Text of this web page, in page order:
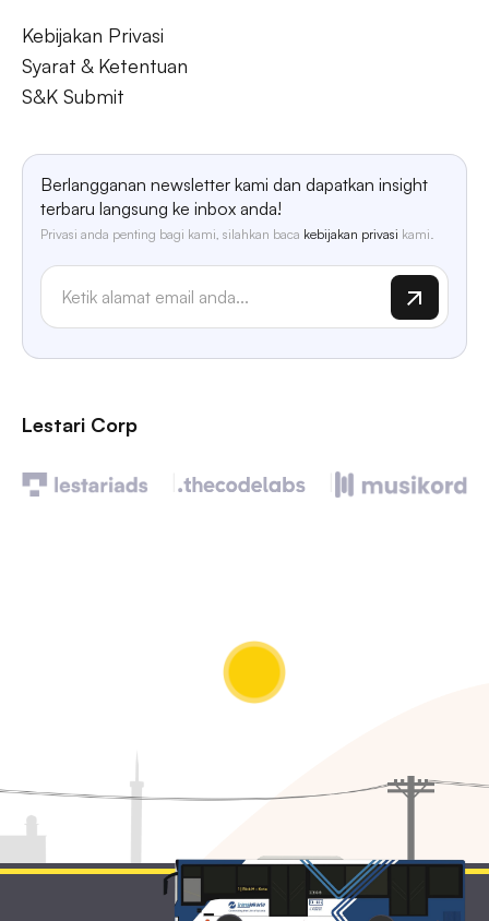
Kebijakan Privasi
Syarat & Ketentuan
S&K Submit
Berlangganan newsletter kami dan dapatkan insight
terbaru langsung ke inbox anda!
Privasi anda penting bagi kami, silahkan baca kebijakan privasi kami.
Lestari Corp